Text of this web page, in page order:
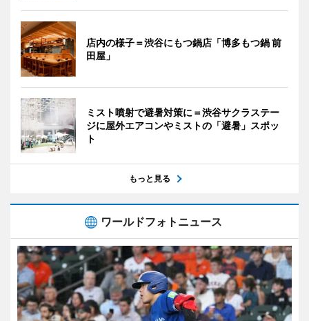
店内の様子＝渋谷にもつ鍋店「博多もつ鍋 前
田屋」
ミスト噴射で避暑対策に＝渋谷サクラステー
ジに屋外エアコンやミストの「避暑」スポッ
ト
もっと見る
ワールドフォトニュース